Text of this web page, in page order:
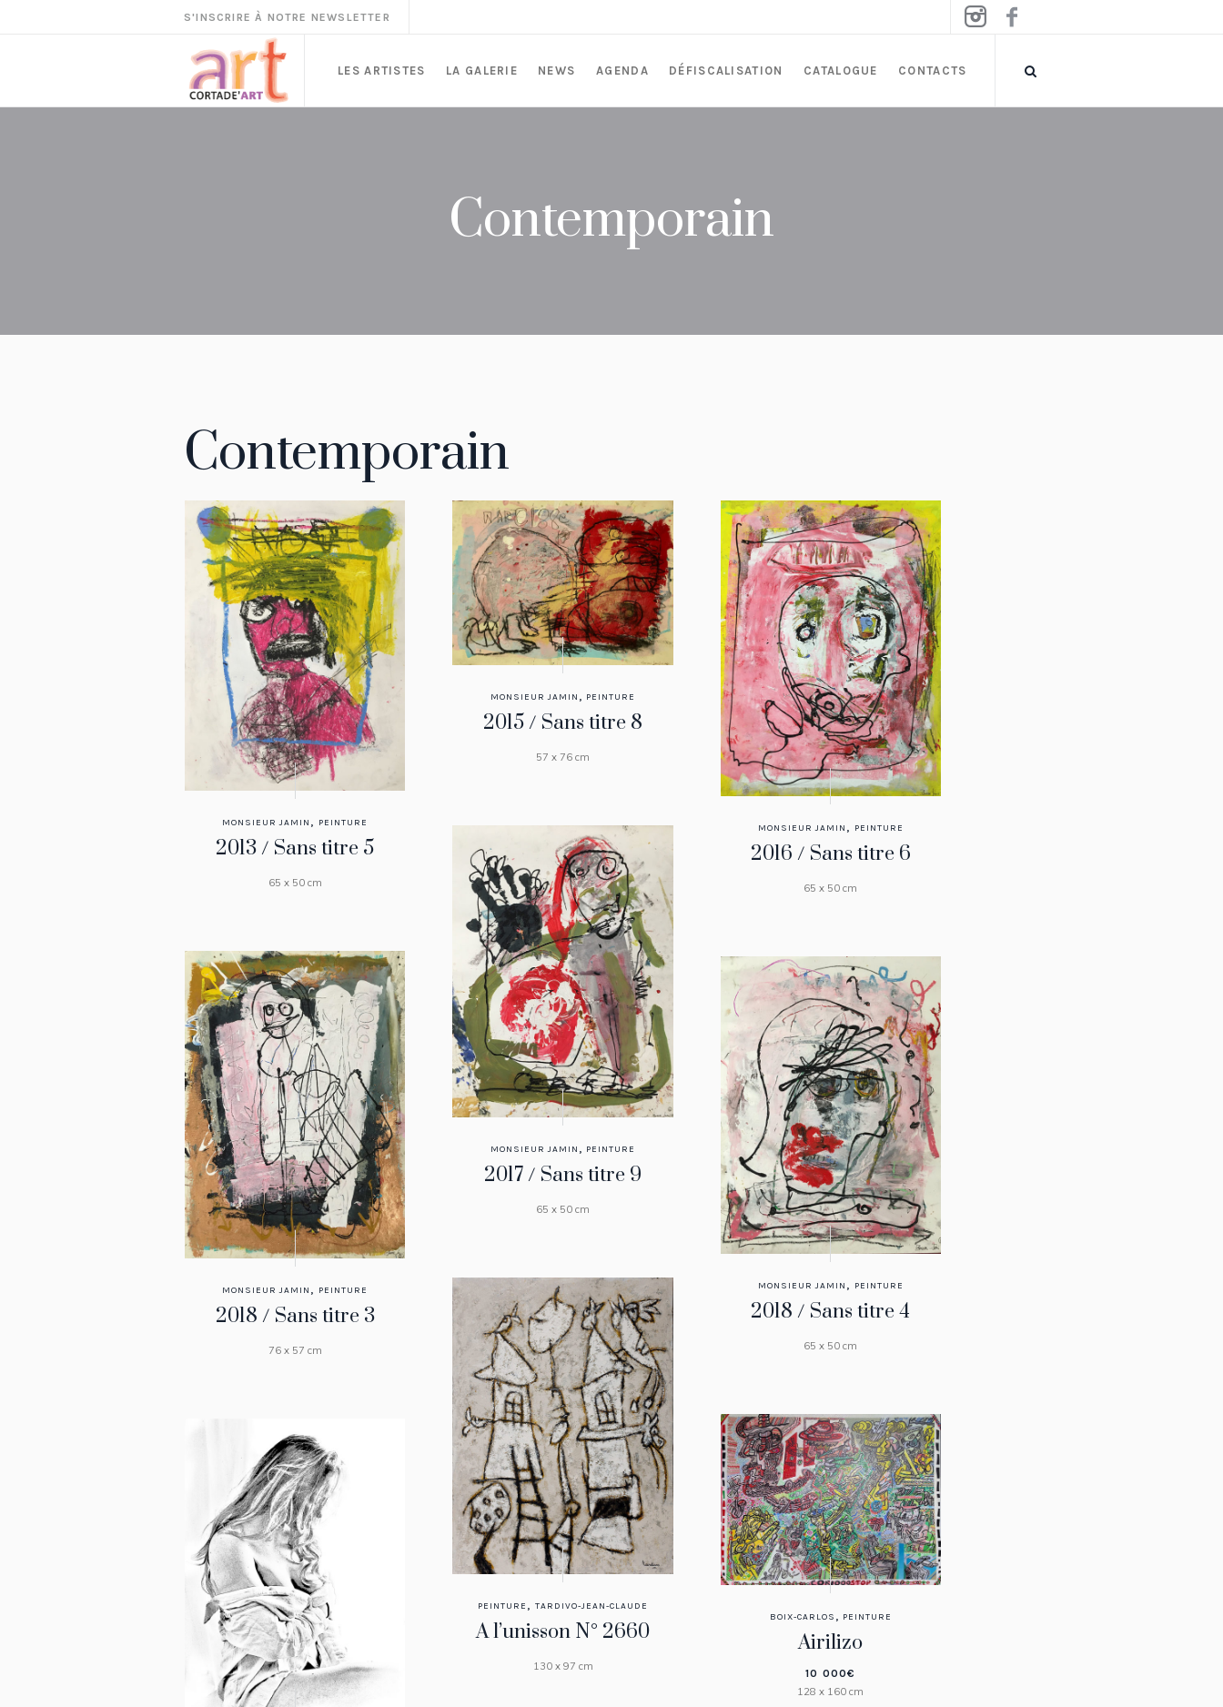
S'INSCRIRE À NOTRE NEWSLETTER
LES ARTISTES LA GALERIE NEWS AGENDA DÉFISCALISATION CATALOGUE CONTACTS
Contemporain
Contemporain
MONSIEUR JAMIN , PEINTURE
2013 / Sans titre 5
65 x 50 cm
MONSIEUR JAMIN , PEINTURE
2015 / Sans titre 8
57 x 76 cm
MONSIEUR JAMIN , PEINTURE
2016 / Sans titre 6
65 x 50 cm
MONSIEUR JAMIN , PEINTURE
2017 / Sans titre 9
65 x 50 cm
MONSIEUR JAMIN , PEINTURE
2018 / Sans titre 3
76 x 57 cm
MONSIEUR JAMIN , PEINTURE
2018 / Sans titre 4
65 x 50 cm
PEINTURE , TARDIVO-JEAN-CLAUDE
A l’unisson N° 2660
130 x 97 cm
BOIX-CARLOS , PEINTURE
Airilizo
10 000€
128 x 160 cm